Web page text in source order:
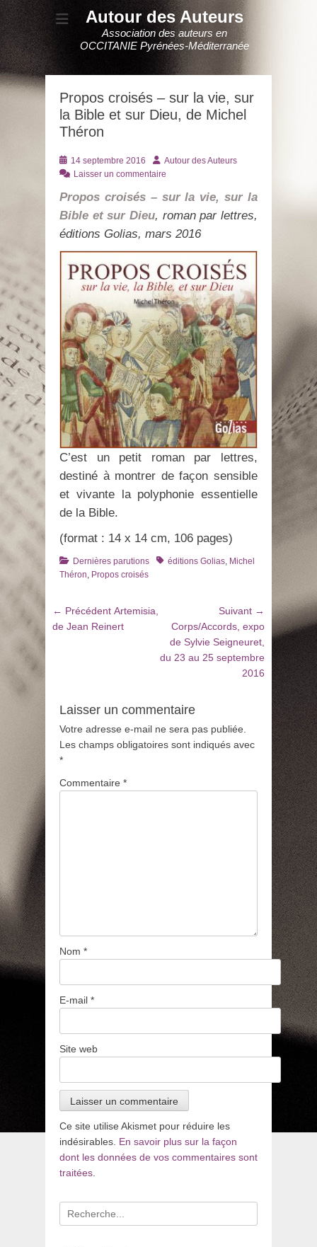
Autour des Auteurs
Association des auteurs en
OCCITANIE Pyrénées-Méditerranée
Propos croisés – sur la vie, sur
la Bible et sur Dieu, de Michel
Théron
Posté
le
14 septembre 2016 AuteurAutour des Auteurs
Laisser un commentaire
Propos croisés – sur la vie, sur la
Bible et sur Dieu, roman par lettres,
éditions Golias, mars 2016
C’est un petit roman par lettres,
destiné à montrer de façon sensible
et vivante la polyphonie essentielle
de la Bible.
(format : 14 x 14 cm, 106 pages)
Catégories
Dernières parutions Tagséditions Golias, Michel
Théron, Propos croisés
Navigation
de
← Précédent Article
précédent
Artemisia,
de Jean Reinert
Suivant →
Article
suivant
Corps/Accords, expo
de Sylvie Seigneuret,
du 23 au 25 septembre
2016
Laisser un commentaire
Votre adresse e-mail ne sera pas publiée.
Les champs obligatoires sont indiqués avec
*
Commentaire *
Nom *
E-mail *
Site web
Ce site utilise Akismet pour réduire les
indésirables. En savoir plus sur la façon
dont les données de vos commentaires sont
traitées
Recherche
pour